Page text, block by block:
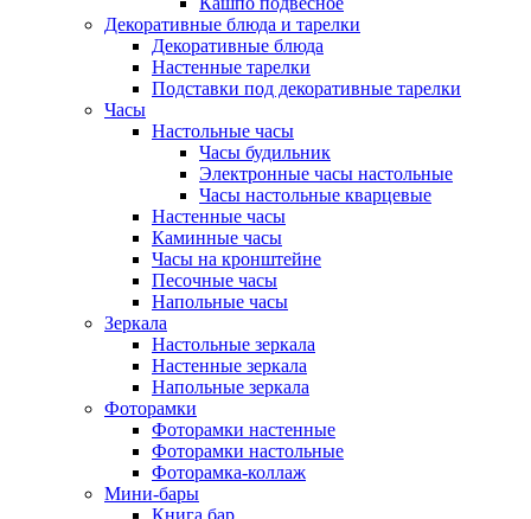
Декоративные блюда и тарелки
Декоративные блюда
Настенные тарелки
Подставки под декоративные тарелки
Часы
Настольные часы
Часы будильник
Электронные часы настольные
Часы настольные кварцевые
Настенные часы
Каминные часы
Часы на кронштейне
Песочные часы
Напольные часы
Зеркала
Настольные зеркала
Настенные зеркала
Напольные зеркала
Фоторамки
Фоторамки настенные
Фоторамки настольные
Фоторамка-коллаж
Мини-бары
Книга бар